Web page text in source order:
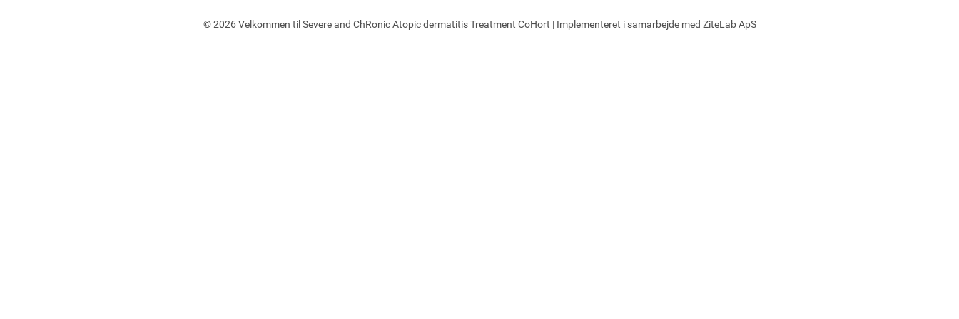
©2026 Velkommen til Severe and ChRonic Atopic dermatitis Treatment CoHort | Implementeret i samarbejde med ZiteLab ApS